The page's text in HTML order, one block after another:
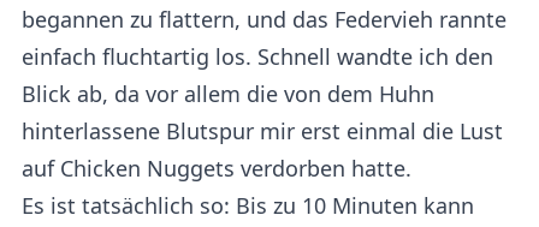
begannen zu flattern, und das Federvieh rannte
einfach fluchtartig los. Schnell wandte ich den
Blick ab, da vor allem die von dem Huhn
hinterlassene Blutspur mir erst einmal die Lust
auf Chicken Nuggets verdorben hatte.
Es ist tatsächlich so: Bis zu 10 Minuten kann